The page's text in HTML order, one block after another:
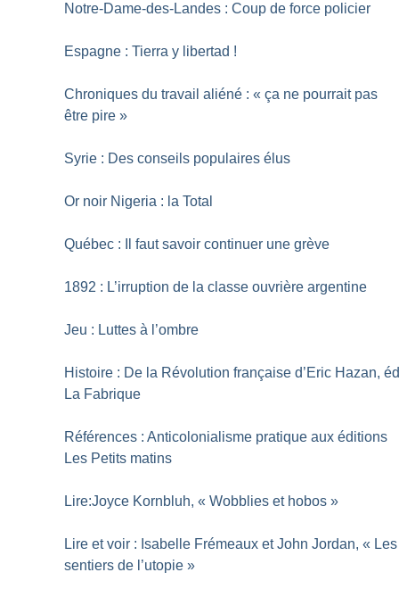
Notre-Dame-des-Landes : Coup de force policier
Espagne : Tierra y libertad !
Chroniques du travail aliéné : « ça ne pourrait pas
être pire »
Syrie : Des conseils populaires élus
Or noir Nigeria : la Total
Québec : Il faut savoir continuer une grève
1892 : L’irruption de la classe ouvrière argentine
Jeu : Luttes à l’ombre
Histoire : De la Révolution française d’Eric Hazan,
La Fabrique
Références : Anticolonialisme pratique aux éditions
Les Petits matins
Lire:Joyce Kornbluh, « Wobblies et hobos »
Lire et voir : Isabelle Frémeaux et John Jordan, « Les
sentiers de l’utopie »